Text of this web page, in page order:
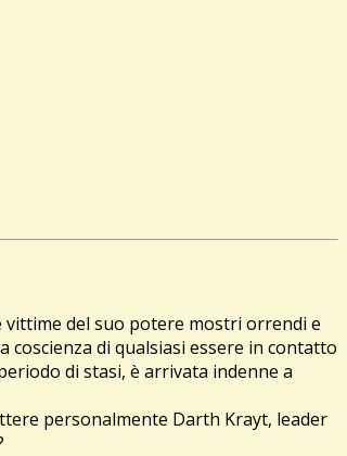
vittime del suo potere mostri orrendi e
di qualsiasi essere in contatto
di stasi, è arrivata indenne a
personalmente Darth Krayt, leader